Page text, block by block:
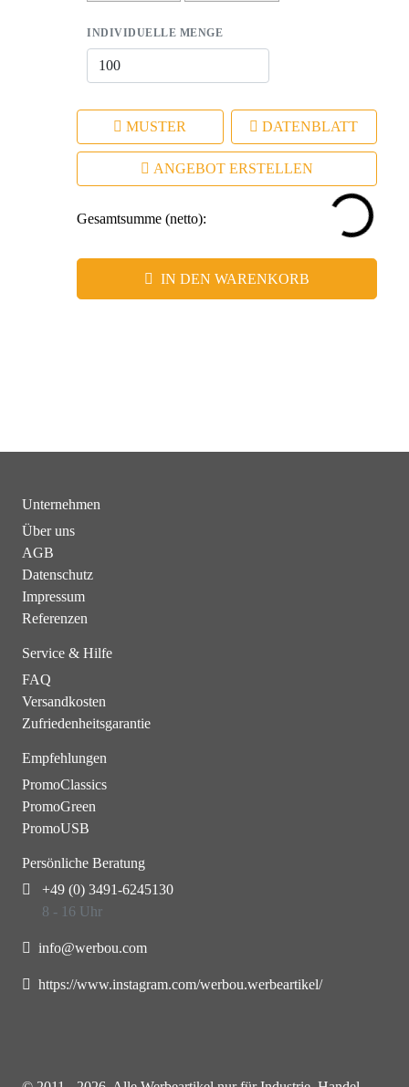
INDIVIDUELLE MENGE
MUSTER DATENBLATT
ANGEBOT ERSTELLEN
Gesamtsumme (netto):
IN DEN WARENKORB
Unternehmen
Über uns
AGB
Datenschutz
Impressum
Referenzen
Service & Hilfe
FAQ
Versandkosten
Zufriedenheitsgarantie
Empfehlungen
PromoClassics
PromoGreen
PromoUSB
Persönliche Beratung
+49 (0) 3491-6245130
8 - 16 Uhr
info@werbou.com
https://www.instagram.com/werbou.werbeartikel/